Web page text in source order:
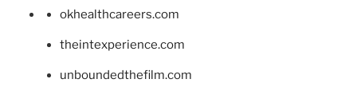
okhealthcareers.com
theintexperience.com
unboundedthefilm.com